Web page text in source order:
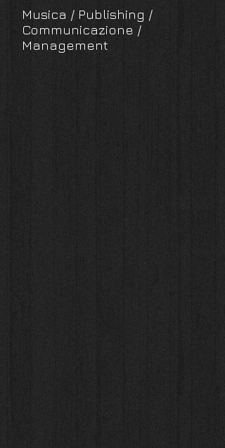
Musica / Publishing /
Communicazione /
Management